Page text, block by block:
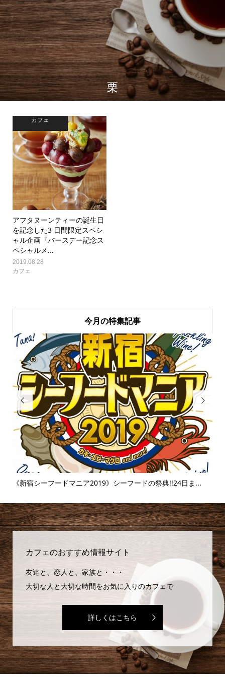
栗
カフェ
アフタヌーンティーの誕生日
を記念した3 日間限定スペシ
ャル企画『バースデー記念ス
ペシャルメ...
2019.08.28
カフェ
今月の特集記事

《新宿シーフードマニア2019》シーフードの祭典!!24日ま...

カフェのおすすめ情報サイト
友達と、恋人と、家族と・・・
大切な人と大切な時間をお気に入りのカフェで
詳しくはこちら